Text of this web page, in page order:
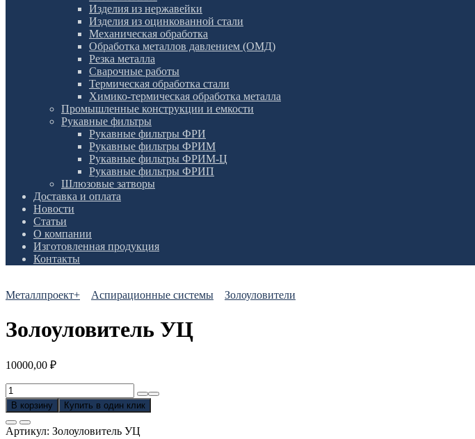
Изделия из нержавейки
Изделия из оцинкованной стали
Механическая обработка
Обработка металлов давлением (ОМД)
Резка металла
Сварочные работы
Термическая обработка стали
Химико-термическая обработка металла
Промышленные конструкции и емкости
Рукавные фильтры
Рукавные фильтры ФРИ
Рукавные фильтры ФРИМ
Рукавные фильтры ФРИМ-Ц
Рукавные фильтры ФРИП
Шлюзовые затворы
Доставка и оплата
Новости
Статьи
О компании
Изготовленная продукция
Контакты
Металлпроект+ Аспирационные системы Золоуловители
Золоуловитель УЦ
10000,00 ₽
Количество
товара
Золоуловитель
УЦ
В корзину Купить в один клик
Артикул: Золоуловитель УЦ